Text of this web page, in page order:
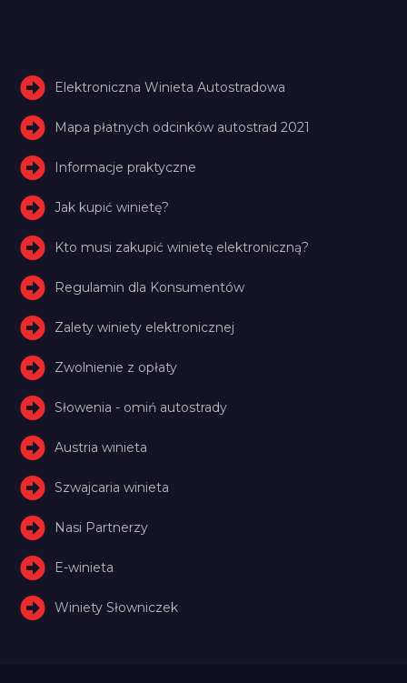
Elektroniczna Winieta Autostradowa
Mapa płatnych odcinków autostrad 2021
Informacje praktyczne
Jak kupić winietę?
Kto musi zakupić winietę elektroniczną?
Regulamin dla Konsumentów
Zalety winiety elektronicznej
Zwolnienie z opłaty
Słowenia - omiń autostrady
Austria winieta
Szwajcaria winieta
Nasi Partnerzy
E-winieta
Winiety Słowniczek